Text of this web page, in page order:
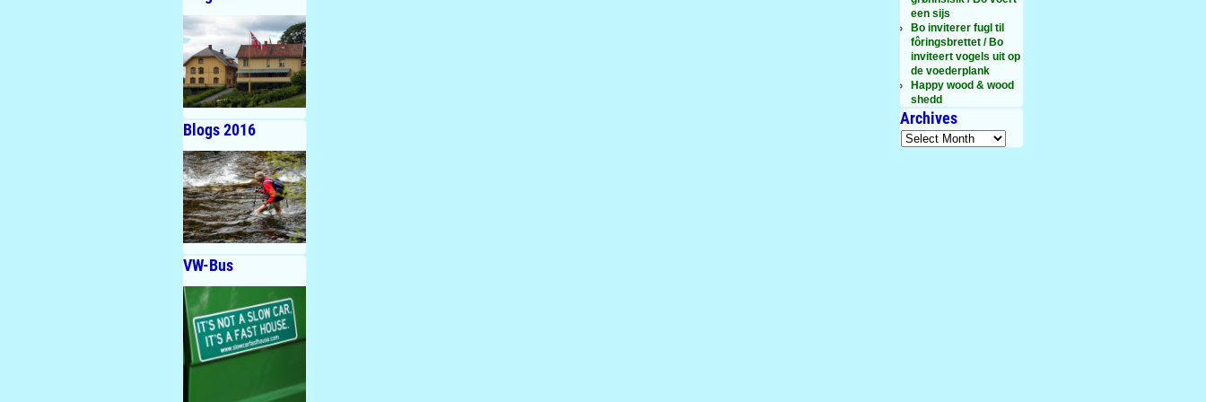
Blogs 2016
VW-Bus
een sijs
Bo inviterer fugl til
fôringsbrettet / Bo
inviteert vogels uit op
de voederplank
Happy wood & wood
shedd
Archives